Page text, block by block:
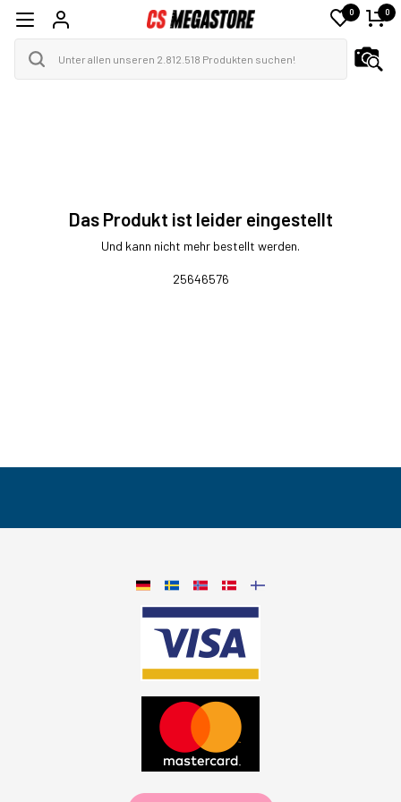
0 0
Das Produkt ist leider eingestellt
Und kann nicht mehr bestellt werden.
25646576